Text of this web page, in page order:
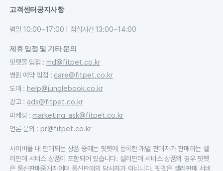
고객센터공지사항
평일 10:00~17:00 | 점심시간 13:00~14:00
제휴 입점 및 기타 문의
핏펫몰 입점 : md@fitpet.co.kr
병원 예약 입점 : care@fitpet.co.kr
도매 : help@junglebook.co.kr
광고: ads@fitpet.co.kr
마케팅 : marketing_ask@fitpet.co.kr
언론 문의 : pr@fitpet.co.kr
사이버몰 내 판매되는 상품 중에는 핏펫에 등록한 개별 판매자가 판매하는 셀
러판매 서비스 상품이 포함되어 있습니다. 셀러판매 서비스 상품의 경우 핏펫
은 통신판매중개자이며 통신판매의 당사자가 아닙니다. 핏펫은 셀러판매 서비